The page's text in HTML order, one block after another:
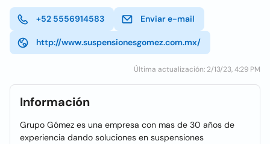
+52 5556914583 Enviar e-mail
http://www.suspensionesgomez.com.mx/
Última actualización: 2/13/23, 4:29 PM
Información
Grupo Gómez es una empresa con mas de 30 años de
experiencia dando soluciones en suspensiones